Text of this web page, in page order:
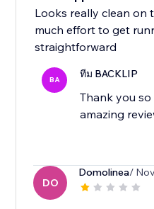
Looks really clean on
much effort to get
straightforward
BA ทีม BACKLIP
Thank you
amazing
DO
Domolinea/